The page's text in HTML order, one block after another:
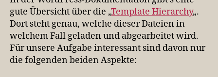
gute Übersicht über die „Template Hierarchy„.
Dort steht genau, welche dieser Dateien in
welchem Fall geladen und abgearbeitet wird.
Für unsere Aufgabe interessant sind davon nur
die folgenden beiden Aspekte: